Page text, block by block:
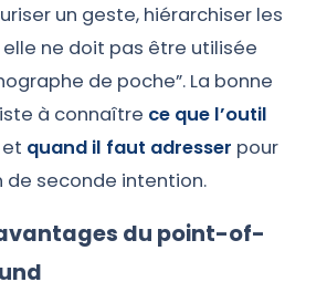
un geste, hiérarchiser les
ne doit pas être utilisée
de poche”. La bonne
à connaître ce que l’outil
et quand il faut adresser pour
de seconde intention.
du point-of-